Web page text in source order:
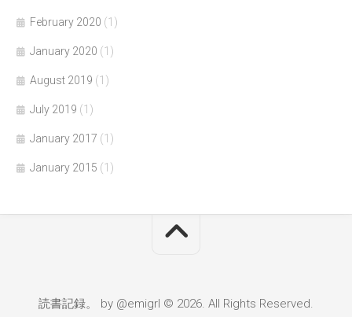
February 2020 (1)
January 2020 (1)
August 2019 (1)
July 2019 (1)
January 2017 (1)
January 2015 (1)
読書記録。 by @emigrl © 2026. All Rights Reserved.